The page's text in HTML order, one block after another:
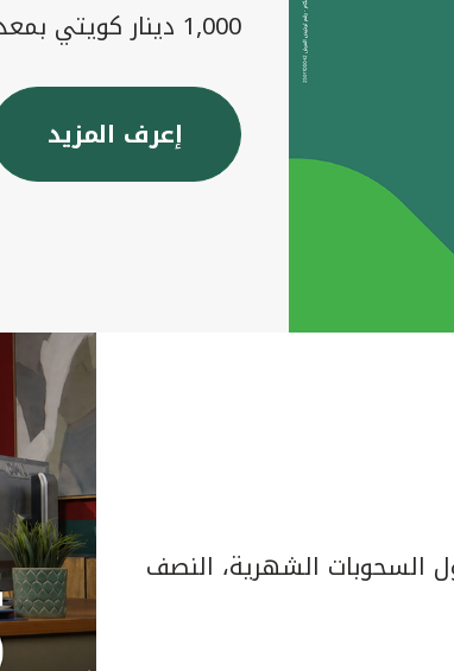
1,000 دينار كويتي بمعدل 30 رابح شهريا
إعرف المزيد
الشهرية، النصف